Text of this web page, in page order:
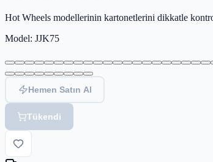
Hot Wheels modellerinin kartonetlerini dikkatle
Model: JJK75
Hemen Satın Al
Tükendi